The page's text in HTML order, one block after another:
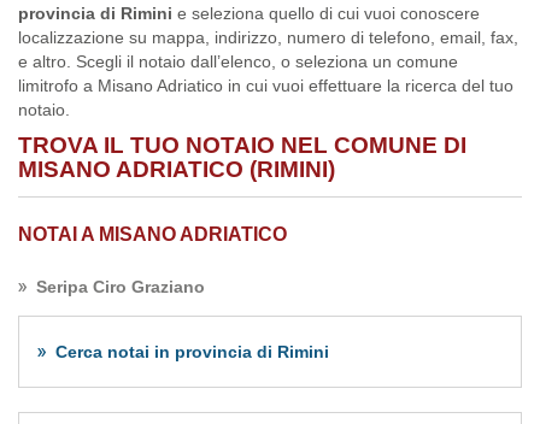
provincia di Rimini e seleziona quello di cui vuoi conoscere
localizzazione su mappa, indirizzo, numero di telefono, email, fax,
e altro. Scegli il notaio dall’elenco, o seleziona un comune
limitrofo a Misano Adriatico in cui vuoi effettuare la ricerca del tuo
notaio.
TROVA IL TUO NOTAIO NEL COMUNE DI
MISANO ADRIATICO (RIMINI)
NOTAI A MISANO ADRIATICO
Seripa Ciro Graziano
Cerca notai in provincia di Rimini